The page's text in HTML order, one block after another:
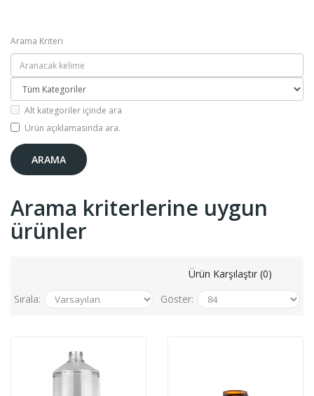
Arama Kriteri
Alt kategoriler içinde ara
Ürün açıklamasında ara.
Arama kriterlerine uygun
ürünler
Ürün Karşılaştır (0)
Sırala:
Göster: